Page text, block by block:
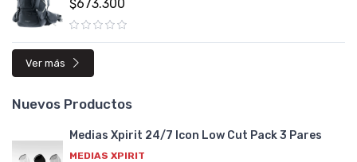
$673.300
Ver más
Nuevos Productos
Medias Xpirit 24/7 Icon Low Cut Pack 3 Pares
MEDIAS XPIRIT